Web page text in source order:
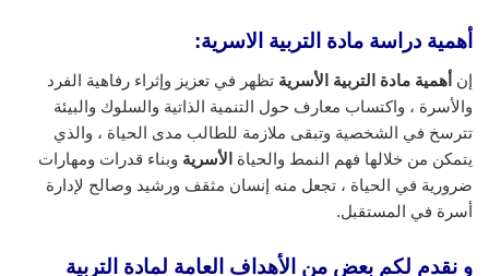
أهمية دراسة مادة التربية الاسرية:
إن أهمية مادة التربية الأسرية تظهر في تعزيز وإثراء رفاهية الفرد
والأسرة ، واكتساب معارف حول التنمية الذاتية والسلوك والبيئة
تترسخ في الشخصية وتبقى ملازمة للطالب مدى الحياة ، والذي
يتمكن من خلالها فهم النمط والحياة الأسرية وبناء قدرات ومهارات
ضرورية في الحياة ، تجعل منه إنسان مثقف ورشيد وصالح لإدارة
أسرة في المستقبل.
و نقدم لكم بعض من الأهداف العامة لمادة التربية